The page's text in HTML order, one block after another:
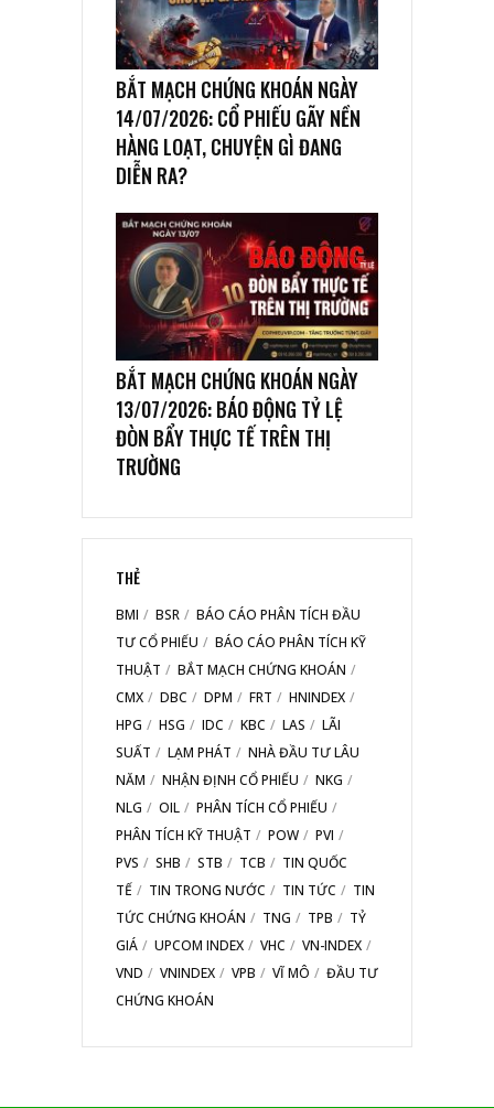
BẮT MẠCH CHỨNG KHOÁN NGÀY
14/07/2026: CỔ PHIẾU GÃY NỀN
HÀNG LOẠT, CHUYỆN GÌ ĐANG
DIỄN RA?
BẮT MẠCH CHỨNG KHOÁN NGÀY
13/07/2026: BÁO ĐỘNG TỶ LỆ
ĐÒN BẨY THỰC TẾ TRÊN THỊ
TRƯỜNG
THẺ
BMI BSR
BÁO CÁO PHÂN TÍCH ĐẦU
TƯ CỔ PHIẾU
BÁO CÁO PHÂN TÍCH KỸ
THUẬT
BẮT MẠCH CHỨNG KHOÁN
CMX
DBC DPM FRT
HNINDEX
HPG
HSG IDC KBC LAS
LÃI
SUẤT
LẠM PHÁT
NHÀ ĐẦU TƯ LÂU
NĂM
NHẬN ĐỊNH CỔ PHIẾU
NKG
NLG
OIL
PHÂN TÍCH CỔ PHIẾU
PHÂN TÍCH KỸ THUẬT
POW
PVI
PVS
SHB STB TCB
TIN QUỐC
TẾ
TIN TRONG NƯỚC TIN TỨC
TIN
TỨC CHỨNG KHOÁN
TNG TPB
TỶ
GIÁ
UPCOM INDEX VHC
VN-INDEX
VND
VNINDEX VPB VĨ MÔ
ĐẦU TƯ
CHỨNG KHOÁN